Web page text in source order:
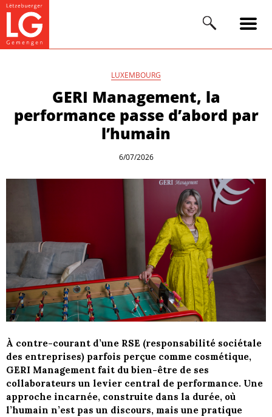
LUXEMBOURG
GERI Management, la
performance passe d’abord par
l’humain
6/07/2026
À contre-courant d’une RSE (responsabilité sociétale
des entreprises) parfois perçue comme cosmétique,
GERI Management fait du bien-être de ses
collaborateurs un levier central de performance. Une
approche incarnée, construite dans la durée, où
l’humain n’est pas un discours, mais une pratique